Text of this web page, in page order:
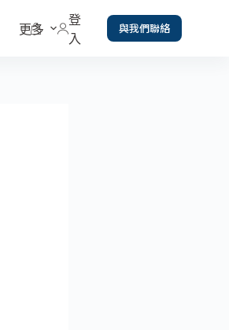
更多
登
入
與我們聯絡